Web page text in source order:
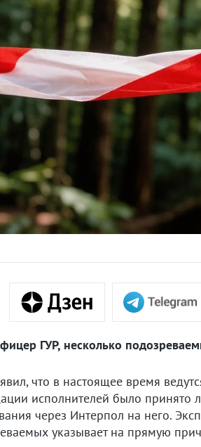
ГУР, несколько
что в настоящее время
исполнителей было принято
через Интерпол на него.
указывает на прямую